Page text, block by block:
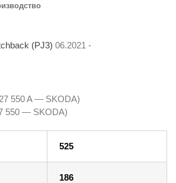
(PJ3) 06.2021 -
550 A — SKODA)
550 — SKODA)
525
186